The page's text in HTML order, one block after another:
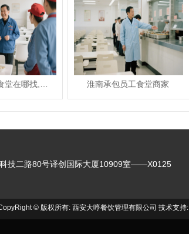
淮南承包员工食堂商家
技二路80号译创国际大厦10909室——X0125
© 版权所有: 西安大哼餐饮管理有限公司 技术支持: